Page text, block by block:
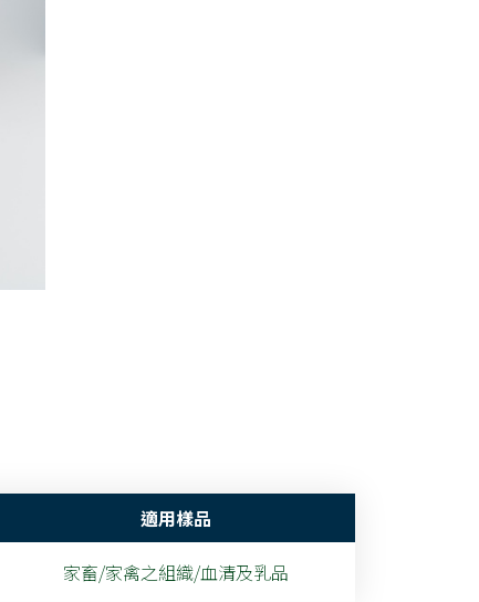
適用樣品
家畜/家禽之組織/血清及乳品